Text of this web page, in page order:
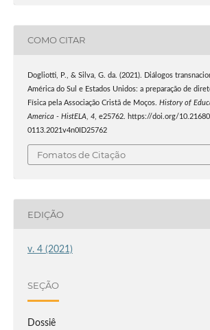
COMO CITAR
Dogliotti, P., & Silva, G. da. (2021). Diálogos
América do Sul e Estados Unidos: a preparação de
Física pela Associação Cristã de Moços. History of
America - HistELA, 4, e25762. https://doi.org/
0113.2021v4n0ID25762
Fomatos de Citação
EDIÇÃO
v. 4 (2021)
SEÇÃO
Dossiê